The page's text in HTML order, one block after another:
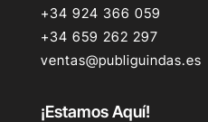
+34 924 366 059
+34 659 262 297
ventas@publiguindas.es
¡Estamos Aquí!